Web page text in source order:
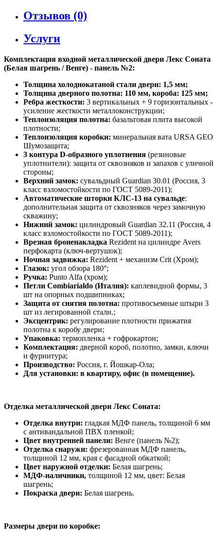
Отзывов (0)
Услуги
Комплектация входной металлической двери Лекс Соната
(Белая шагрень / Венге) - панель №2:
Толщина холоднокатаной стали двери: 1,5 мм;
Толщина дверного полотна: 110 мм, короба: 125 мм;
Ребра жесткости: 3 вертикальных + 9 горизонтальных -
усиление жесткости металлоконструкции;
Теплоизоляция полотна: базальтовая плита высокой
плотности;
Теплоизоляция коробки: минеральная вата URSA GEO
Шумозащита;
3 контура D-образного уплотнения (резиновые
уплотнители): защита от сквозняков и запахов с уличной
стороны;
Верхний замок: сувальдный Guardian 30.01 (Россия, 3
класс взломостойкости по ГОСТ 5089-2011);
Автоматические шторки КЛС-13 на сувальде:
дополнительная защита от сквозняков через замочную
скважину;
Нижний замок: цилиндровый Guardian 32.11 (Россия, 4
класс взломостойкости по ГОСТ 5089-2011);
Врезная броненакладка Rezident на цилиндре Avers
перфокарта (ключ-вертушок);
Ночная задвижка: Rezident + механизм Crit (Хром);
Глазок: угол обзора 180°;
Ручка: Punto Alfa (хром);
Петли Combiarialdo (Италия): каплевидной формы, 3
шт на опорных подшипниках;
Защита от снятия полотна: противосъемные штыри 3
шт из легированной стали.;
Эксцентрик: регулирование плотности прижатия
полотна к коробу двери;
Упаковка: термопленка + гофрокартон;
Комплектация: дверной короб, полотно, замки, ключи
и фурнитура;
Производство: Россия, г. Йошкар-Ола;
Для установки: в квартиру, офис (в помещение).
Отделка металлической двери Лекс Соната:
Отделка внутри: гладкая МДФ панель, толщиной 6 мм
с антивандальной ПВХ пленкой;
Цвет внутренней панели: Венге (панель №2);
Отделка снаружи: фрезерованная МДФ панель,
толщиной 12 мм, края с фасадной обкаткой;
Цвет наружной отделки: Белая шагрень;
МДФ-наличники, толщиной 12 мм, цвет: Белая
шагрень;
Покраска двери: Белая шагрень.
Размеры двери по коробке: